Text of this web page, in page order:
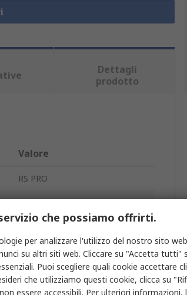
Dettagli
prodotto
Valore
RS PRO
Filtro montato su ventola
Filtro per ventilatore
120 mm
10mm
che possiamo offrirti.
per analizzare l'utilizzo del nostro sito
su altri siti web. Cliccare su "Accetta tutti"
Puoi scegliere quali cookie accettare
che utilizziamo questi cookie, clicca su
essere accessibili. Per ulteriori informazioni,